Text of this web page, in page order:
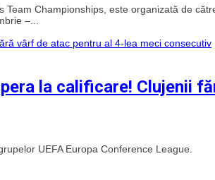
Championships, este organizată de
–...
la calificare! Clujenii
UEFA Europa Conference League.